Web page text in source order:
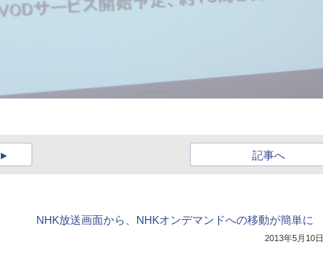
記事へ
NHK放送画面から、NHKオンデマンドへの移動が簡単に
2013年5月10日